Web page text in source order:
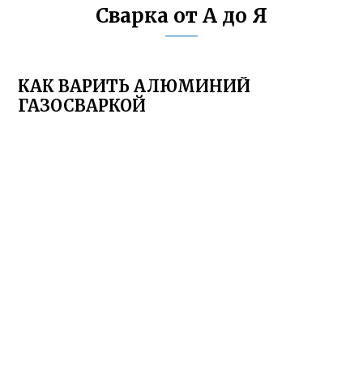
Сварка от А до Я
КАК ВАРИТЬ АЛЮМИНИЙ
ГАЗОСВАРКОЙ